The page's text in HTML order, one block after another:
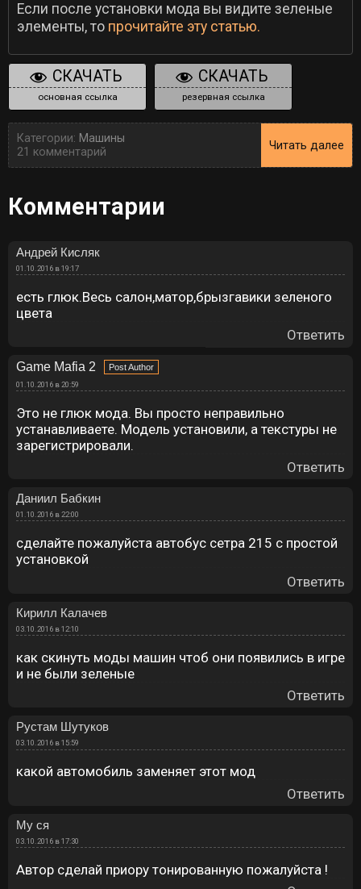
Если после установки мода вы видите зеленые
элементы, то прочитайте эту статью.
СКАЧАТЬ
основная ссылка
СКАЧАТЬ
резервная ссылка
Категории: Машины
21 комментарий
Читать далее
Комментарии
Андрей Кисляк
01.10.2016 в 19:17
есть глюк.Весь салон,матор,брызгавики зеленого
цвета
Ответить
Game Mafia 2
01.10.2016 в 20:59
Это не глюк мода. Вы просто неправильно
устанавливаете. Модель установили, а текстуры не
зарегистрировали.
Ответить
Даниил Бабкин
01.10.2016 в 22:00
сделайте пожалуйста автобус сетра 215 с простой
установкой
Ответить
Кирилл Калачев
03.10.2016 в 12:10
как скинуть моды машин чтоб они появились в игре
и не были зеленые
Ответить
Рустам Шутуков
03.10.2016 в 15:59
какой автомобиль заменяет этот мод
Ответить
Му ся
03.10.2016 в 17:30
Автор сделай приору тонированную пожалуйста !